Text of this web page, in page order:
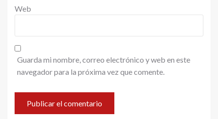
Web
Guarda mi nombre, correo electrónico y web en este
navegador para la próxima vez que comente.